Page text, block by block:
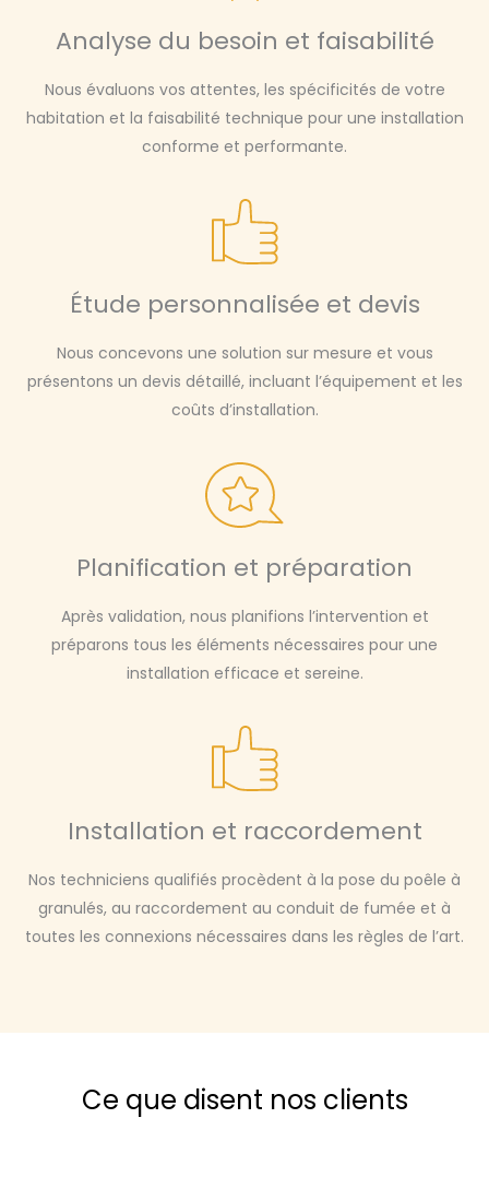
Analyse du besoin et faisabilité
Nous évaluons vos attentes, les spécificités de votre
habitation et la faisabilité technique pour une installation
conforme et performante.
Étude personnalisée et devis
Nous concevons une solution sur mesure et vous
présentons un devis détaillé, incluant l’équipement et les
coûts d’installation.
Planification et préparation
Après validation, nous planifions l’intervention et
préparons tous les éléments nécessaires pour une
installation efficace et sereine.
Installation et raccordement
Nos techniciens qualifiés procèdent à la pose du poêle à
granulés, au raccordement au conduit de fumée et à
toutes les connexions nécessaires dans les règles de l’art.
Ce que disent nos clients